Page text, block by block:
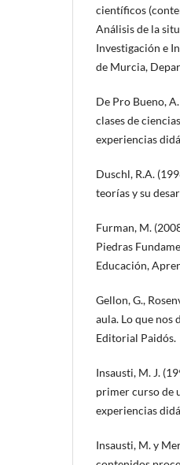
científicos
Análisis de la
Investigación e
de Murcia,
De Pro Bueno,
clases de
experiencias
Duschl, R.A.
teorías y su
Furman, M.
Piedras
Educación,
Gellon, G.,
aula. Lo que nos
Editorial Paidós.
Insausti, M. J.
primer curso de
experiencias
Insausti, M. y